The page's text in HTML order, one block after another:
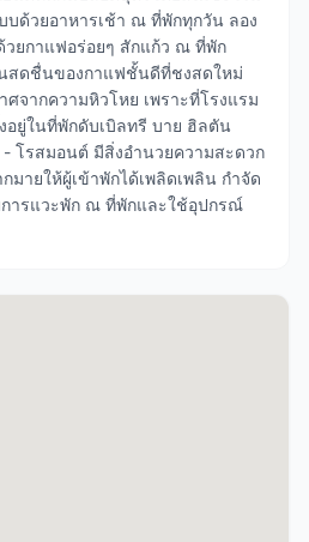
ด้วยอาหารเช้า ณ ที่พักทุกวัน ลอง
ยกาแฟอร่อยๆ สักแก้ว ณ ที่พัก
สดชื่นของกาแฟชั้นดีที่ชงสดใหม่
จากความหิวโหย เพราะที่โรงแรม
อยู่ในที่พักดับเบิลทรี บาย ฮิลตัน
โรสมอนต์ มีสิ่งอำนวยความสะดวก
มายให้ผู้เข้าพักได้เพลิดเพลิน กำจัด
ารแวะพัก ณ ที่พักและใช้อุปกรณ์